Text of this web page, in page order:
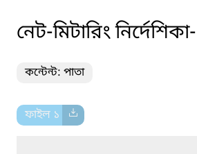
নেট-মিটারিং
কন্টেন্ট: পাতা
ফাইল ১